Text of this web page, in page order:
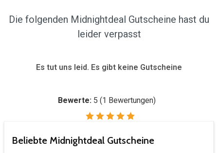
Die folgenden Midnightdeal Gutscheine hast du
leider verpasst
Es tut uns leid. Es gibt keine Gutscheine
Bewerte: 5 (1 Bewertungen)
Beliebte Midnightdeal Gutscheine